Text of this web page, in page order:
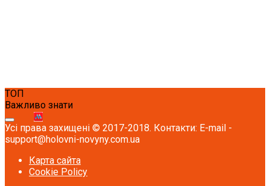
ТОП
Важливо знати
Усі права захищені © 2017-2018. Контакти: E-mail -
support@holovni-novyny.com.ua
Карта сайта
Cookie Policy